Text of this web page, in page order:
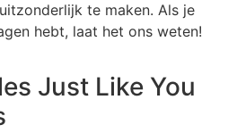
te maken. Als je
hebt, laat het ons weten!
Just Like You